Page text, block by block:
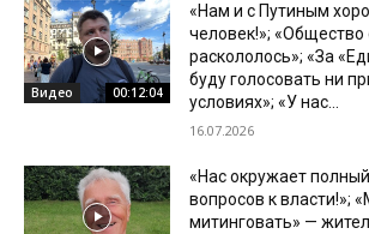
Видео 00:12:04
«Нам и с Путиным
человек!»; «Общество
раскололось»; «За
буду голосовать ни
условиях»; «У нас...
16.07.2026
«Нас окружает
вопросов к власти!»;
митинговать» —